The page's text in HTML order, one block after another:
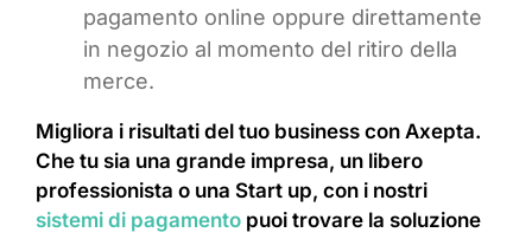
pagamento online oppure direttamente
in negozio al momento del ritiro della
merce.
Migliora i risultati del tuo business con Axepta.
Che tu sia una grande impresa, un libero
professionista o una Start up, con i nostri
sistemi di pagamento puoi trovare la soluzione